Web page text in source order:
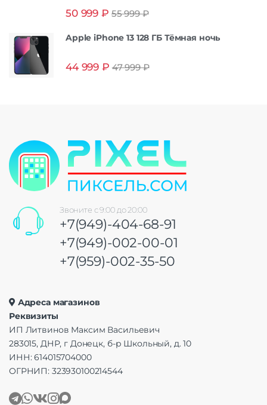
из 5
50 999 ₽ 55 999₽
Apple iPhone 13 128 ГБ Тёмная ночь
44 999 ₽ 47 999₽
Звоните с 9:00 до 20:00
+7(949)-404-68-91
+7(949)-002-00-01
+7(959)-002-35-50
Адреса магазинов
Реквизиты
ИП Литвинов Максим Васильевич
283015, ДНР, г Донецк, б-р Школьный, д. 10
ИНН: 614015704000
ОГРНИП: 323930100214544